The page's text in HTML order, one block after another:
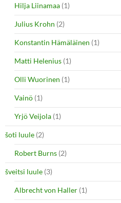
Hilja Liinamaa (1)
Julius Krohn (2)
Konstantin Hämäläinen (1)
Matti Helenius (1)
Olli Wuorinen (1)
Vainö (1)
Yrjö Veijola (1)
šoti luule (2)
Robert Burns (2)
šveitsi luule (3)
Albrecht von Haller (1)